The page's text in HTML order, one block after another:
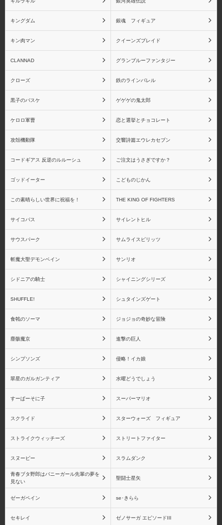
キングダム 銀魂 フィギュア
キン肉マン クイーンズブレイド
CLANNAD グランブルーファンタジー
クローズ 鉄のラインバレル
黒子のバスケ ゲゲゲの鬼太郎
ケロロ軍曹 恋と選挙とチョコレート
攻殻機動隊 交響詩篇エウレカセブン
コードギアス 反逆のルルーシュ ご注文はうさぎですか？
ゴッドイーター こどものじかん
この素晴らしい世界に祝福を！ THE KING OF FIGHTERS
サイコパス サイレントヒル
サウスパーク サムライスピリッツ
斬魔大聖デモンベイン サンリオ
シドニアの騎士 シャイニングシリーズ
SHUFFLE! シュタインズゲート
食戟のソーマ ジョジョの奇妙な冒険
塵骸魔京 進撃の巨人
シンプソンズ 侵略！イカ娘
翠星のガルガンティア 水曜どうでしょう
すーぱーそに子 スーパーマリオ
スクライド スターウォーズ フィギュア
ストライクウィッチーズ ストリートファイター
スヌーピー スラムダンク
青春ブタ野郎はバニーガール先輩の夢を
見ない
聖闘士星矢
ゼーガペイン se･きらら
セキレイ ゼノサーガ エピソードIII